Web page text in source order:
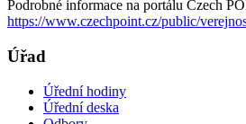
Podrobné informace na portálu Czech
https://www.czechpoint.cz/public/
Úřad
Úřední hodiny
Úřední deska